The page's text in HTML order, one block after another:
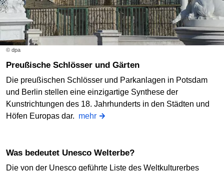
© dpa
Preußische Schlösser und Gärten
Die preußischen Schlösser und Parkanlagen in Potsdam
und Berlin stellen eine einzigartige Synthese der
Kunstrichtungen des 18. Jahrhunderts in den Städten und
Höfen Europas dar. mehr
Was bedeutet Unesco Welterbe?
Die von der Unesco geführte Liste des Weltkulturerbes